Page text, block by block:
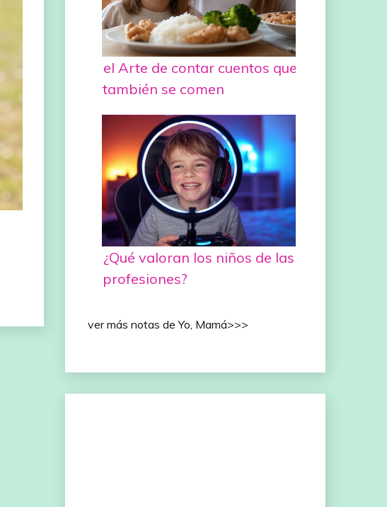
el Arte de contar cuentos que
también se comen
¿Qué valoran los niños de las
profesiones?
ver más notas de Yo, Mamá>>>